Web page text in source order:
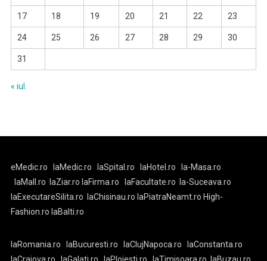
17 18 19 20 21 22 23
24 25 26 27 28 29 30
31
« iul.
eMedic.ro laMedic.ro laSpital.ro laHotel.ro
la-Masa.ro
laMall.ro
laZiar.ro laFirma.ro laFacultate.ro
la-Suceava.ro
laExecutareSilita.ro
laChisinau.ro laPiatraNeamt.ro High-
Fashion.ro laBalti.ro
laRomania.ro laBucuresti.ro laClujNapoca.ro
laConstanta.ro